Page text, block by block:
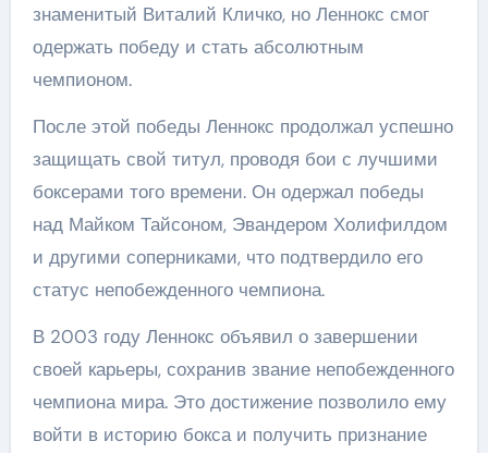
знаменитый Виталий Кличко, но Леннокс смог
одержать победу и стать абсолютным
чемпионом.
После этой победы Леннокс продолжал успешно
защищать свой титул, проводя бои с лучшими
боксерами того времени. Он одержал победы
над Майком Тайсоном, Эвандером Холифилдом
и другими соперниками, что подтвердило его
статус непобежденного чемпиона.
В 2003 году Леннокс объявил о завершении
своей карьеры, сохранив звание непобежденного
чемпиона мира. Это достижение позволило ему
войти в историю бокса и получить признание